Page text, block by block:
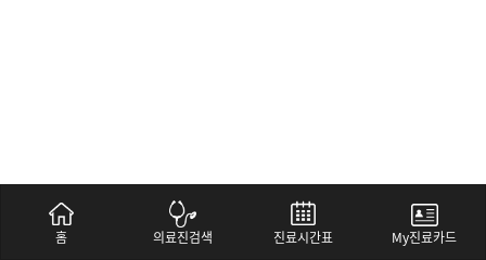
홈 의료진검색 진료시간표 My진료카드